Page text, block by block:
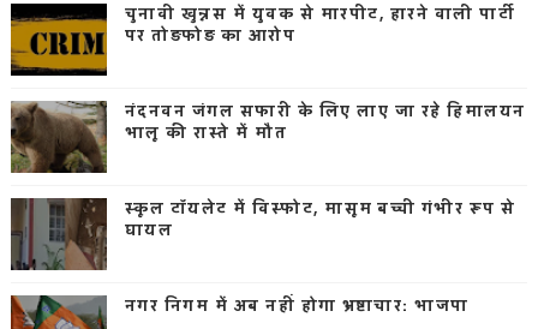
चुनावी खुन्नस में युवक से मारपीट, हारने वाली पार्टी
पर तोड़फोड़ का आरोप
नंदनवन जंगल सफारी के लिए लाए जा रहे हिमालयन
भालू की रास्ते में मौत
स्कूल टॉयलेट में विस्फोट, मासूम बच्ची गंभीर रूप से
घायल
नगर निगम में अब नहीं होगा भ्रष्टाचार: भाजपा